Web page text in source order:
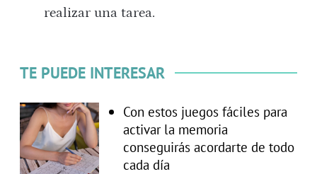
realizar una tarea.
TE PUEDE INTERESAR
Con estos juegos fáciles para
activar la memoria
conseguirás acordarte de todo
cada día